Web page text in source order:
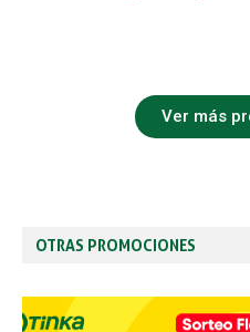
Ver más
OTRAS PROMOCIONES